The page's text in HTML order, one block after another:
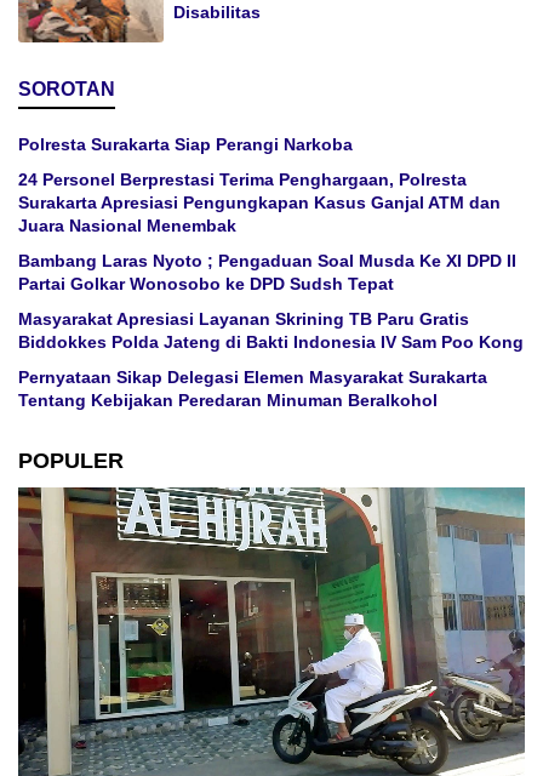
Disabilitas
SOROTAN
Polresta Surakarta Siap Perangi Narkoba
24 Personel Berprestasi Terima Penghargaan, Polresta
Surakarta Apresiasi Pengungkapan Kasus Ganjal ATM dan
Juara Nasional Menembak
Bambang Laras Nyoto ; Pengaduan Soal Musda Ke XI DPD II
Partai Golkar Wonosobo ke DPD Sudsh Tepat
Masyarakat Apresiasi Layanan Skrining TB Paru Gratis
Biddokkes Polda Jateng di Bakti Indonesia IV Sam Poo Kong
Pernyataan Sikap Delegasi Elemen Masyarakat Surakarta
Tentang Kebijakan Peredaran Minuman Beralkohol
POPULER